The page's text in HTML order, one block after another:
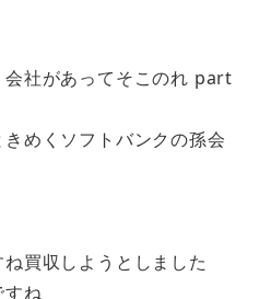
社があってそこのれ part
めくソフトバンクの孫会
買収しようとしました
すね